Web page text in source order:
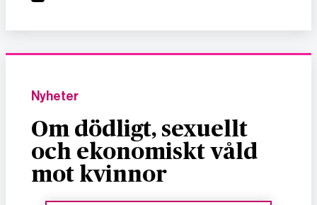
Nyheter
Om dödligt, sexuellt
och ekonomiskt våld
mot kvinnor